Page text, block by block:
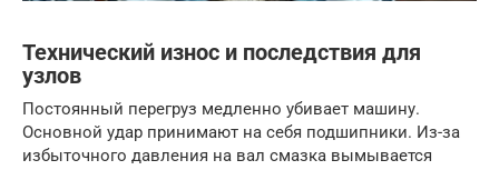
Технический износ и последствия для
узлов
Постоянный перегруз медленно убивает машину.
Основной удар принимают на себя подшипники. Из-за
избыточного давления на вал смазка вымывается